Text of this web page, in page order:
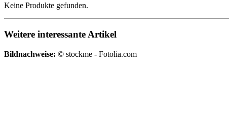
Keine Produkte gefunden.
Weitere interessante Artikel
Bildnachweise: © stockme - Fotolia.com